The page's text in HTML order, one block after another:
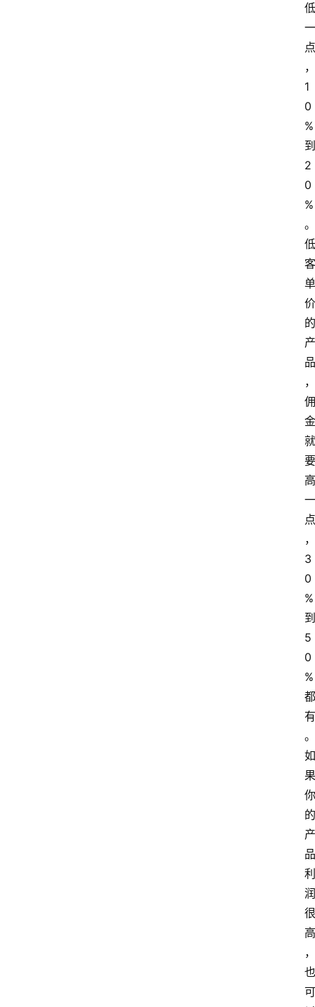
低
一
点
，
1
0
%
到
2
0
%
。
低
客
单
价
的
产
品
，
佣
金
就
要
高
一
点
，
3
0
%
到
5
0
%
都
有
。
如
果
你
的
产
品
利
润
很
高
，
也
可